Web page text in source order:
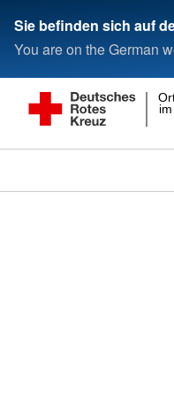
Sie befinden sich auf
You are on the German